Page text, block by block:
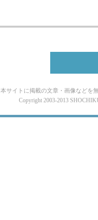
本サイトに掲載の文章・画像などを
Copyright 2003-2013